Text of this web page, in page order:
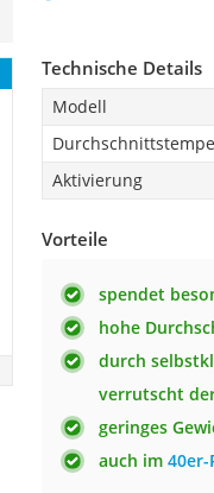
Technische Details
Modell
Aktivierung
Vorteile
spendet
hohe
durch
verrutscht
geringes
auch im 40er-